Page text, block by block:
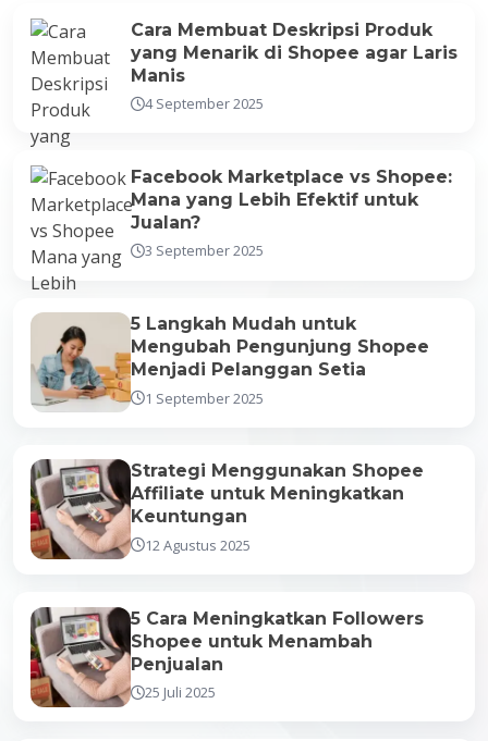
Cara Membuat Deskripsi Produk
yang Menarik di Shopee agar Laris
Manis
4 September 2025
Facebook Marketplace vs Shopee:
Mana yang Lebih Efektif untuk
Jualan?
3 September 2025
5 Langkah Mudah untuk
Mengubah Pengunjung Shopee
Menjadi Pelanggan Setia
1 September 2025
Strategi Menggunakan Shopee
Affiliate untuk Meningkatkan
Keuntungan
12 Agustus 2025
5 Cara Meningkatkan Followers
Shopee untuk Menambah
Penjualan
25 Juli 2025